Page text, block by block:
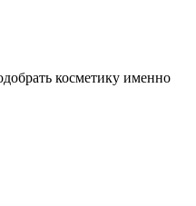
косметику именно